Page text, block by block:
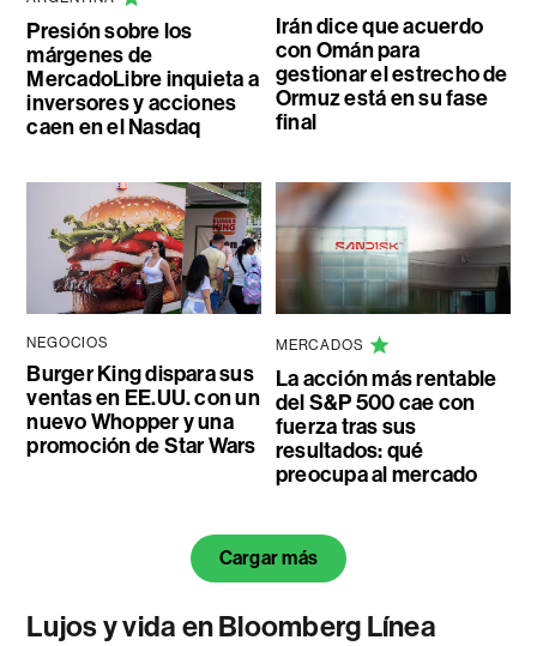
Presión sobre los
márgenes de
MercadoLibre inquieta a
inversores y acciones
caen en el Nasdaq
Irán dice que acuerdo
con Omán para
gestionar el estrecho de
Ormuz está en su fase
final
NEGOCIOS
Burger King dispara sus
ventas en EE.UU. con un
nuevo Whopper y una
promoción de Star Wars
MERCADOS
La acción más rentable
del S&P 500 cae con
fuerza tras sus
resultados: qué
preocupa al mercado
Cargar más
Lujos y vida en Bloomberg Línea